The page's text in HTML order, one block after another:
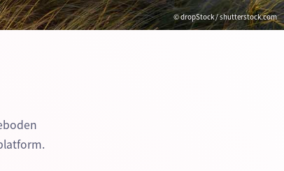
© dropStock / shutterstock.com